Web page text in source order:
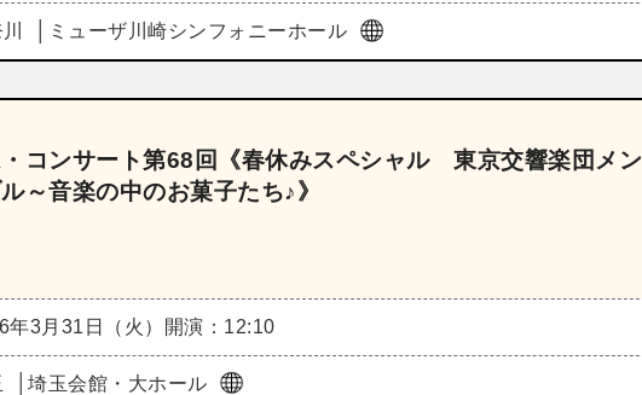
ミューザ川崎シンフォニーホール
コンサート第68回《春休みスペシャル 東京交響楽団メン
～音楽の中のお菓子たち♪》
年3月31日（火） 開演：12:10
埼玉会館・大ホール